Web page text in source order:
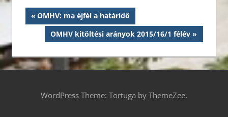
Bejegyzés
navigáció
Previous
Post:
OMHV: ma éjfél a határidő
Next
Post:
OMHV kitöltési arányok 2015/16/1 félév
WordPress Theme: Tortuga by ThemeZee.